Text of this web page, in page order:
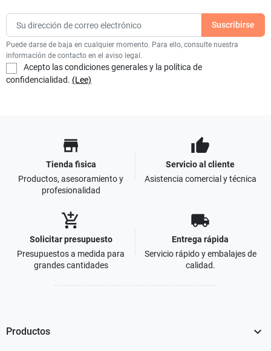
Puede darse de baja en cualquier momento. Para ello, consulte nuestra
información de contacto en el aviso legal.
Acepto las condiciones generales y la política de
confidencialidad. (Lee)
store
Tienda fisica
Productos, asesoramiento y
profesionalidad
thumb_up
Servicio al cliente
Asistencia comercial y técnica
add_shopping_cart
Solicitar presupuesto
Presupuestos a medida para
grandes cantidades
local_shipping
Entrega rápida
Servicio rápido y embalajes de
calidad.
Productos
